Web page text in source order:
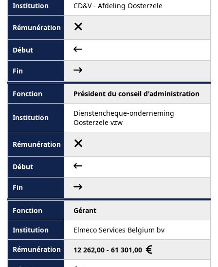
CD&V - Afdeling Oosterzele
Président du conseil d'administration
Dienstencheque-onderneming
Oosterzele vzw
Gérant
Elmeco Services Belgium bv
12 262,00 - 61 301,00